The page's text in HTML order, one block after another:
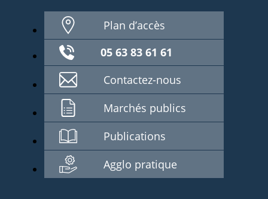
Plan d’accès
05 63 83 61 61
Contactez-nous
Marchés publics
Publications
Agglo pratique